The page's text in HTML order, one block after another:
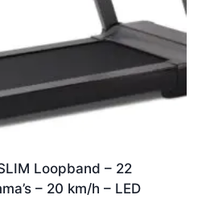
Loopband – 22
– 20 km/h – LED